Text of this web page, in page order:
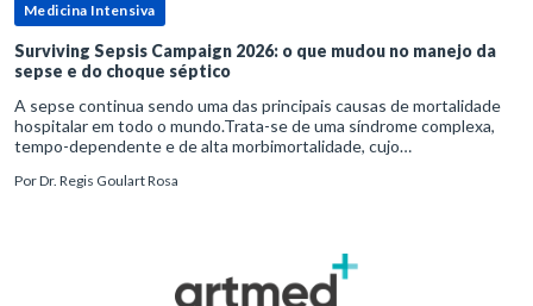
Medicina Intensiva
Surviving Sepsis Campaign 2026: o que mudou no manejo da
sepse e do choque séptico
A sepse continua sendo uma das principais causas de mortalidade
hospitalar em todo o mundo.Trata-se de uma síndrome complexa,
tempo-dependente e de alta morbimortalidade, cujo
para o desfe
PorDr. Regis Goulart Rosa